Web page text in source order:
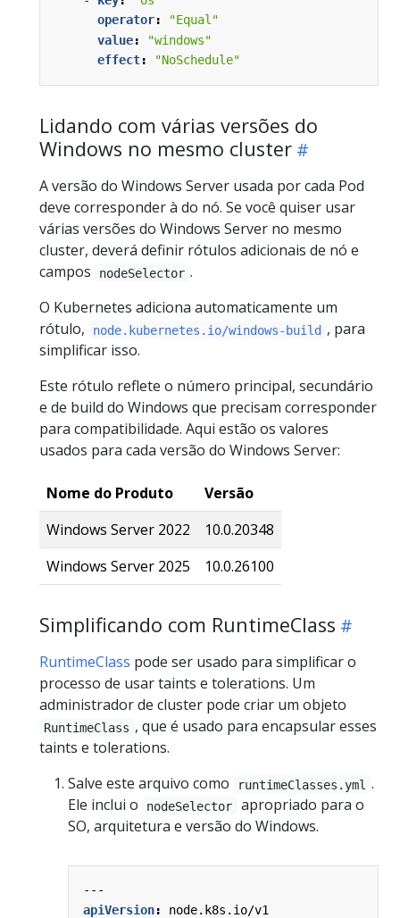
operator:
"Equal"
value:
"windows"
effect: "NoSchedule"
Lidando com várias versões do
Windows no mesmo cluster
A versão do Windows Server usada por cada Pod
deve corresponder à do nó. Se você quiser usar
várias versões do Windows Server no mesmo
cluster, deverá definir rótulos adicionais de nó e
campos
nodeSelector .
O Kubernetes adiciona automaticamente um
rótulo,
node.kubernetes.io/windows-build , para
simplificar isso.
Este rótulo reflete o número principal, secundário
e de build do Windows que precisam corresponder
para compatibilidade. Aqui estão os valores
usados para cada versão do Windows Server:
Nome do Produto
Versão
Windows Server 2022
10.0.20348
Windows Server 2025
10.0.26100
Simplificando com RuntimeClass
RuntimeClass pode ser usado para simplificar o
processo de usar taints e tolerations. Um
administrador de cluster pode criar um objeto
RuntimeClass , que é usado para encapsular esses
taints e tolerations.
Salve este arquivo como
runtimeClasses.yml .
Ele inclui o
nodeSelector
apropriado para o
SO, arquitetura e versão do Windows.
---
apiVersion:
node.k8s.io/v1